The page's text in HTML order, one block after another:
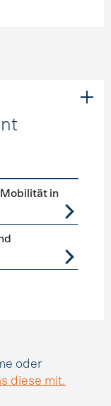
in
oder
diese mit.